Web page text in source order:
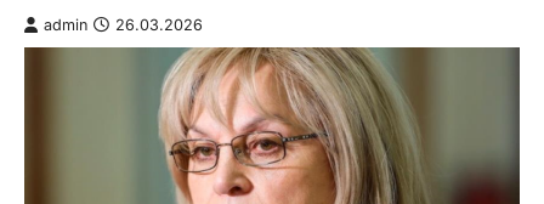
admin 26.03.2026